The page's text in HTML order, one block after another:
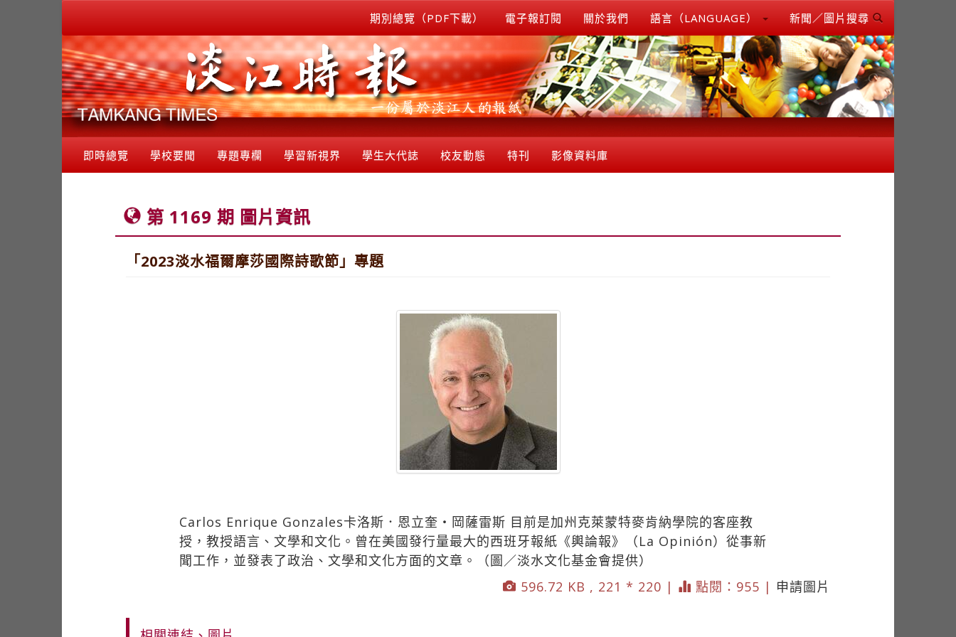
期別總覽（PDF下載） 電子報訂閱 關於我們 語言（LANGUAGE） 新聞／圖片搜尋
即時總覽 學校要聞 專題專欄 學習新視界 學生大代誌 校友動態 特刊 影像資料庫
第 1169 期 圖片資訊
「2023淡水福爾摩莎國際詩歌節」專題
Carlos Enrique Gonzales卡洛斯．恩立奎‧岡薩雷斯 目前是加州克萊蒙特麥肯納學院的客座教
授，教授語言、文學和文化。曾在美國發行量最大的西班牙報紙《輿論報》（La Opinión）從事新
聞工作，並發表了政治、文學和文化方面的文章。（圖／淡水文化基金會提供）
596.72 KB , 221 * 220 |
點閱：955 | 申請圖片